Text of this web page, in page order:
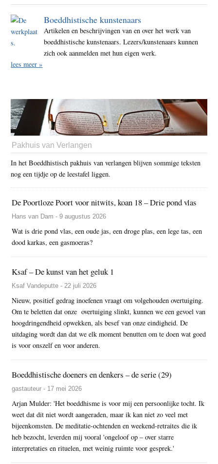
Boeddhistische kunstenaars
Artikelen en beschrijvingen van en over het werk van
boeddhistische kunstenaars. Lezers/kunstenaars kunnen
zich ook aanmelden met hun eigen werk.
lees meer »
Pakhuis van Verlangen
In het Boeddhistisch pakhuis van verlangen blijven sommige teksten
nog een tijdje op de leestafel liggen.
De Poortloze Poort voor nitwits, koan 18 – Drie pond vlas
Hans van Dam - 9 augustus 2026
Wat is drie pond vlas, een oude jas, een droge plas, een lege tas, een
dood karkas, een gasmoeras?
Ksaf – De kunst van het geluk 1
Ksaf Vandeputte - 22 juli 2026
Nieuw, positief gedrag inoefenen vraagt om volgehouden overtuiging.
Om te beletten dat onze overtuiging slinkt, kunnen we een gevoel van
hoogdringendheid opwekken, als besef van onze eindigheid. De
uitdaging wordt dan dat we elk moment benutten om te doen wat goed
is voor onszelf en voor anderen.
Boeddhistische doeners en denkers – de serie (29)
gastauteur - 17 mei 2026
Arjan Mulder: 'Het boeddhisme is voor mij een persoonlijke tocht. Ik
weet dat dit niet wordt aangeraden, maar ik kan niet zo veel met
bijeenkomsten. De meditatie-ochtenden en weekend-retraites die ik
heb bezocht, leverden mij vooral 'ongeloof op – over starre
interpretaties en rituelen, met weinig ruimte voor gesprek.'